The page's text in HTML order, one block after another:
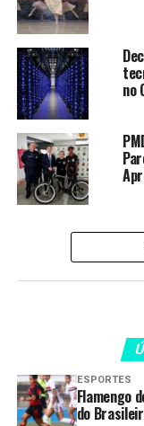
LEIA
Cia
para
por
no
ESPORTES
Flamengo
do